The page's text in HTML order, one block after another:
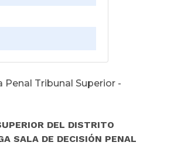
Penal Tribunal Superior -
DEL DISTRITO
SALA DE DECISIÓN PENAL